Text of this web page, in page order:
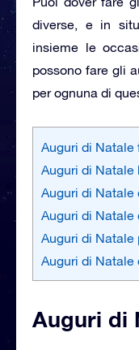
diverse, e in
insieme le
possono fare gli
per ognuna di
Auguri di Natale
Auguri di Natale
Auguri di Natale
Auguri di Natale
Auguri di Natale
Auguri di Natale
Auguri di